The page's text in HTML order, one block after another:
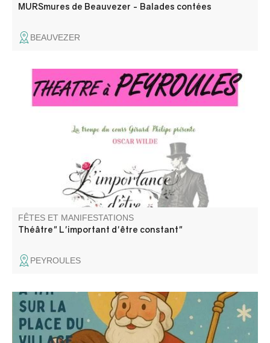
MURSmures de Beauvezer - Balades contées
BEAUVEZER
Deux dandys s'inventent une double identité pour
échapper aux règles et séduire les femmes qu’ils
FÊTES ET MANIFESTATIONS
Théâtre" L'important d'être constant"
PEYROULES
Retraite au flambeau, chocolat et vin chaud organisé par
le comité des fêtes de Beauvezer.